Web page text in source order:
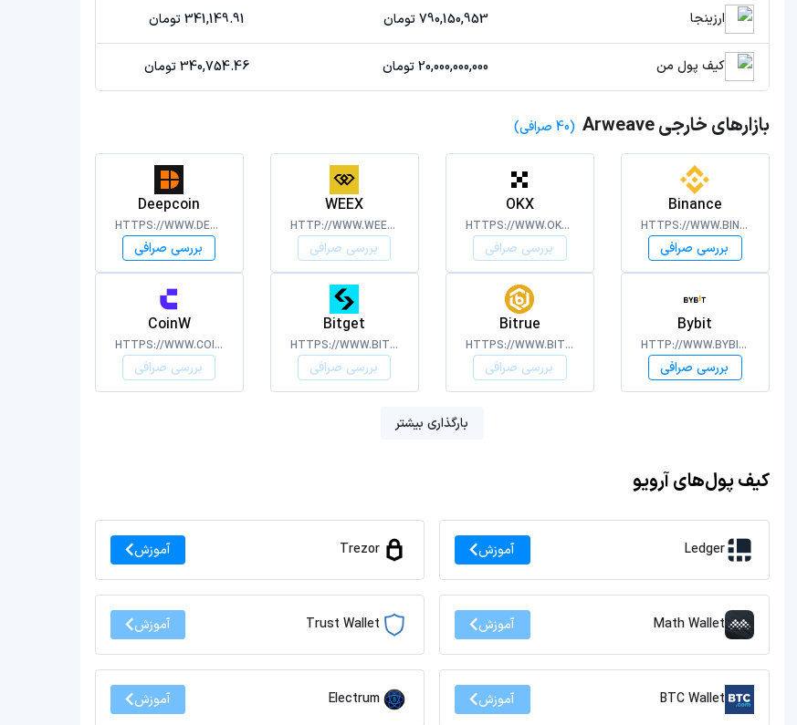
ارزینجا 790,150,953 تومان 341,149.91 تومان
کیف پول من 20,000,000,000 تومان 340,754.46 تومان
بازارهای خارجی Arweave (40 صرافی)
Binance
HTTPS://WWW.BINANCE.COM/
بررسی صرافی
OKX
HTTPS://WWW.OKX.COM/
بررسی صرافی
WEEX
HTTP://WWW.WEEX.COM/
بررسی صرافی
Deepcoin
HTTPS://WWW.DEEPCOIN.COM/CMC
بررسی صرافی
Bybit
HTTP://WWW.BYBIT.COM/
بررسی صرافی
Bitrue
HTTPS://WWW.BITRUE.COM/
بررسی صرافی
Bitget
HTTPS://WWW.BITGET.COM
بررسی صرافی
CoinW
HTTPS://WWW.COINW.COM/
بررسی صرافی
بارگذاری بیشتر
کیف پول‌های آرویو
Ledger آموزش Trezor آموزش
Math Wallet آموزش Trust Wallet آموزش
BTC Wallet آموزش Electrum آموزش